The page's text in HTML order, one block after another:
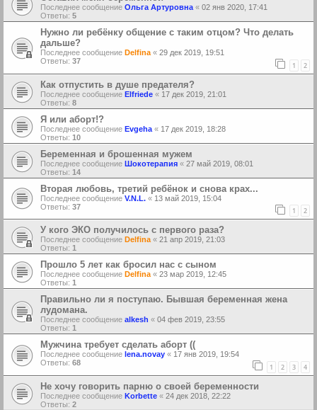
Последнее сообщение Ольга Артуровна « 02 янв 2020, 17:41
Ответы: 5
Нужно ли ребёнку общение с таким отцом? Что делать
дальше?
Последнее сообщение Delfina « 29 дек 2019, 19:51
Ответы: 37 1 2
Как отпустить в душе предателя?
Последнее сообщение Elfriede « 17 дек 2019, 21:01
Ответы: 8
Я или аборт!?
Последнее сообщение Еvgeha « 17 дек 2019, 18:28
Ответы: 10
Беременная и брошенная мужем
Последнее сообщение Шокотерапия « 27 май 2019, 08:01
Ответы: 14
Вторая любовь, третий ребёнок и снова крах...
Последнее сообщение V.N.L. « 13 май 2019, 15:04
Ответы: 37 1 2
У кого ЭКО получилось с первого раза?
Последнее сообщение Delfina« 21 апр 2019, 21:03
Ответы: 1
Прошло 5 лет как бросил нас с сыном
Последнее сообщение Delfina« 23 мар 2019, 12:45
Ответы: 1
Правильно ли я поступаю. Бывшая беременная жена
лудомана.
Последнее сообщение alkesh « 04 фев 2019, 23:55
Ответы: 1
Мужчина требует сделать аборт ((
Последнее сообщение lena.novay « 17 янв 2019, 19:54
Ответы: 68 1 2 3 4
Не хочу говорить парню о своей беременности
Последнее сообщение Korbette « 24 дек 2018, 22:22
Ответы: 2